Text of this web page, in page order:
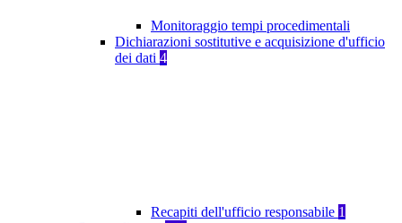
Monitoraggio tempi procedimentali
Dichiarazioni sostitutive e acquisizione d'ufficio
dei dati 4
Recapiti dell'ufficio responsabile 1